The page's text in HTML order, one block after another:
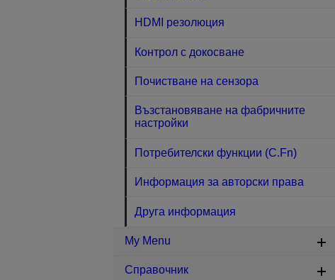
HDMI резолюция
Контрол с докосване
Почистване на сензора
Възстановяване на фабричните
настройки
Потребителски функции (C.Fn)
Информация за авторски права
Друга информация
My Menu
Справочник